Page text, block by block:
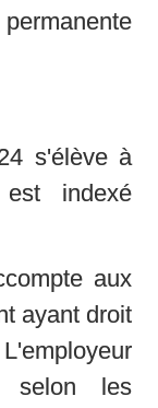
s'élève à
indexé
aux
ayant droit
selon les